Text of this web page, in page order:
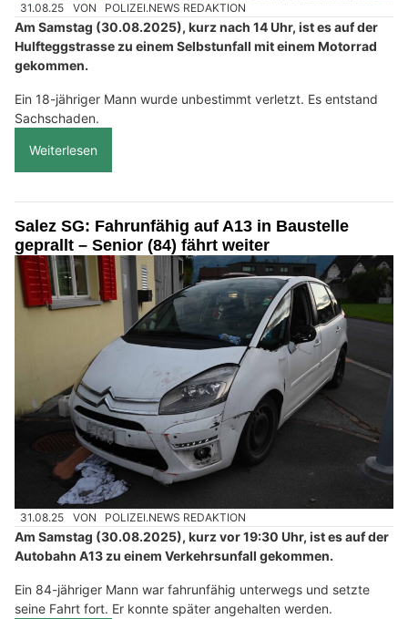
31.08.25 VON POLIZEI.NEWS REDAKTION
Am Samstag (30.08.2025), kurz nach 14 Uhr, ist es auf der
Hulfteggstrasse zu einem Selbstunfall mit einem Motorrad
gekommen.
Ein 18-jähriger Mann wurde unbestimmt verletzt. Es entstand
Sachschaden.
Weiterlesen
Salez SG: Fahrunfähig auf A13 in Baustelle
geprallt – Senior (84) fährt weiter
31.08.25 VON POLIZEI.NEWS REDAKTION
Am Samstag (30.08.2025), kurz vor 19:30 Uhr, ist es auf der
Autobahn A13 zu einem Verkehrsunfall gekommen.
Ein 84-jähriger Mann war fahrunfähig unterwegs und setzte
seine Fahrt fort. Er konnte später angehalten werden.